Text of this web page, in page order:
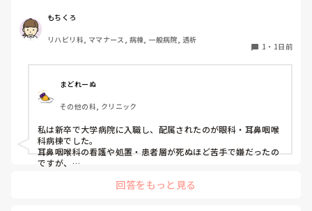
私はこれまで脳神経外科、リハビリ科、透析室と経験しまし
たが、どこもしっくり来なくて悩んでいます…。次回の転職
の参考にさせていただきたいです😭
もちくろ
リハビリ科, ママナース, 病棟, 一般病院, 透析
1 ・ 1日前
まどれーぬ
その他の科, クリニック
私は新卒で大学病院に入職し、配属されたのが眼科・耳鼻咽喉
科病棟でした。
耳鼻咽喉科の看護や処置・患者層が死ぬほど苦手で嫌だったの
ですが、
回答をもっと見る